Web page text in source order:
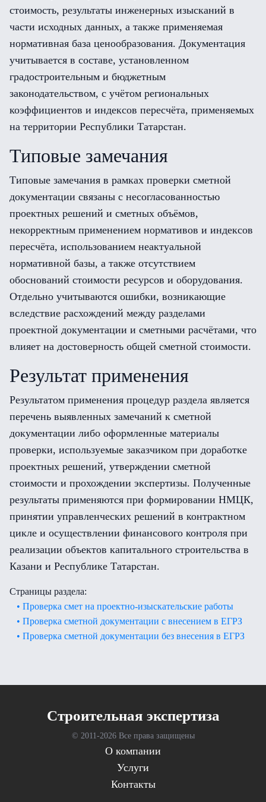
стоимость, результаты инженерных изысканий в
части исходных данных, а также применяемая
нормативная база ценообразования. Документация
учитывается в составе, установленном
градостроительным и бюджетным
законодательством, с учётом региональных
коэффициентов и индексов пересчёта, применяемых
на территории Республики Татарстан.
Типовые замечания
Типовые замечания в рамках проверки сметной
документации связаны с несогласованностью
проектных решений и сметных объёмов,
некорректным применением нормативов и индексов
пересчёта, использованием неактуальной
нормативной базы, а также отсутствием
обоснований стоимости ресурсов и оборудования.
Отдельно учитываются ошибки, возникающие
вследствие расхождений между разделами
проектной документации и сметными расчётами, что
влияет на достоверность общей сметной стоимости.
Результат применения
Результатом применения процедур раздела является
перечень выявленных замечаний к сметной
документации либо оформленные материалы
проверки, используемые заказчиком при доработке
проектных решений, утверждении сметной
стоимости и прохождении экспертизы. Полученные
результаты применяются при формировании НМЦК,
принятии управленческих решений в контрактном
цикле и осуществлении финансового контроля при
реализации объектов капитального строительства в
Казани и Республике Татарстан.
Страницы раздела:
• Проверка смет на проектно-изыскательские работы
• Проверка сметной документации с внесением в ЕГРЗ
• Проверка сметной документации без внесения в ЕГРЗ
Cтроительная экспертиза
© 2011-2026 Все права защищены
О компании
Услуги
Контакты